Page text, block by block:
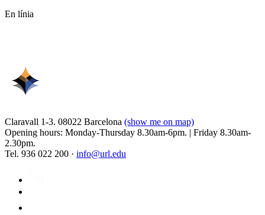
En línia
Claravall 1-3. 08022 Barcelona (show me on map)
Opening hours: Monday-Thursday 8.30am-6pm. | Friday 8.30am-
2.30pm.
Tel. 936 022 200 · info@url.edu